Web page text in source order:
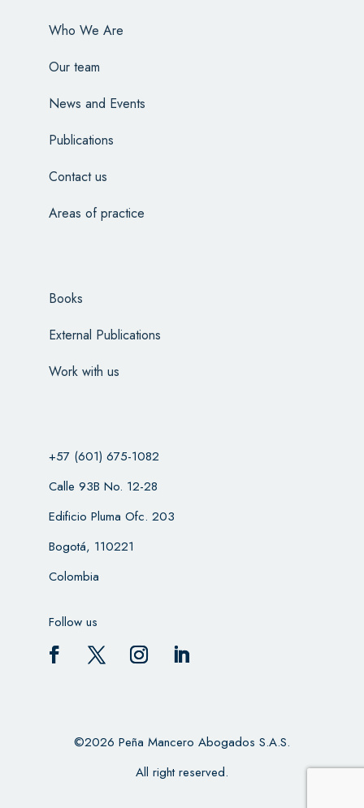
Who We Are
Our team
News and Events
Publications
Contact us
Areas of practice
Books
External Publications
Work with us
+57 (601) 675-1082
Calle 93B No. 12-28
Edificio Pluma Ofc. 203
Bogotá, 110221
Colombia
Follow us
©2026 Peña Mancero Abogados S.A.S.
All right reserved.